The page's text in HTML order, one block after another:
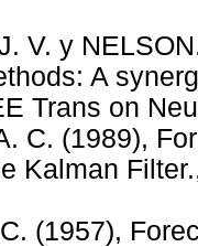
V. y
A
Trans on
C. (1989),
Kalman
(1957),